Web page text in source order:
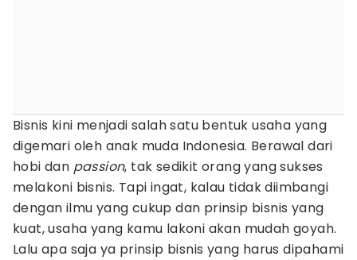
Bisnis kini menjadi salah satu bentuk usaha yang
digemari oleh anak muda Indonesia. Berawal dari
hobi dan passion, tak sedikit orang yang sukses
melakoni bisnis. Tapi ingat, kalau tidak diimbangi
dengan ilmu yang cukup dan prinsip bisnis yang
kuat, usaha yang kamu lakoni akan mudah goyah.
Lalu apa saja ya prinsip bisnis yang harus dipahami